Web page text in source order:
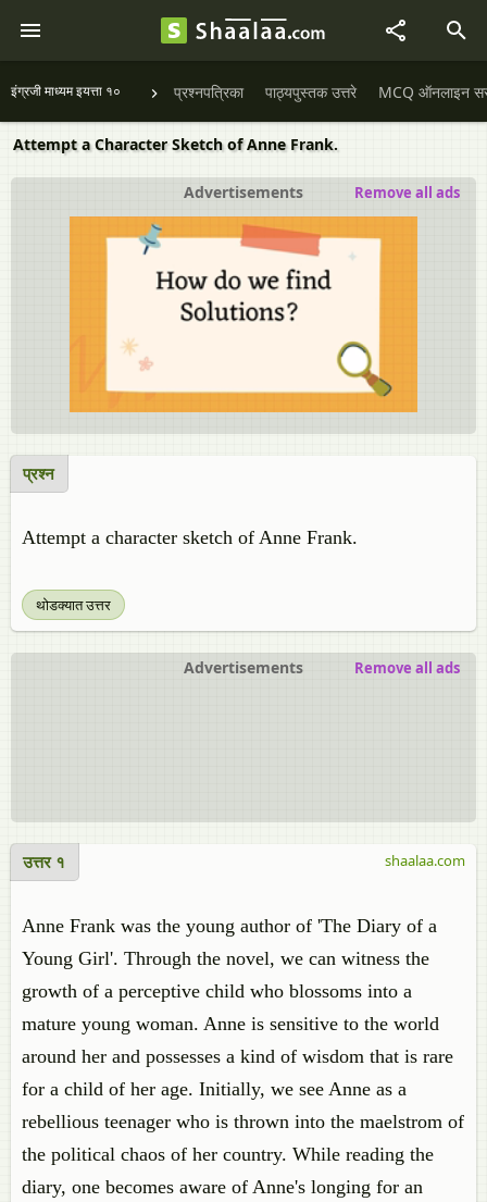
इंग्रजी माध्यम इयत्ता १० प्रश्नपत्रिका पाठ्यपुस्तक उत्तरे MCQ ऑनलाइन
Attempt a Character Sketch of Anne Frank.
Advertisements Remove all ads
प्रश्न
Attempt a character sketch of Anne Frank.
थोडक्यात उत्तर
Advertisements Remove all ads
उत्तर १
Anne Frank was the young author of 'The Diary of a
Young Girl'. Through the novel, we can witness the
growth of a perceptive child who blossoms into a
mature young woman. Anne is sensitive to the world
around her and possesses a kind of wisdom that is rare
for a child of her age. Initially, we see Anne as a
rebellious teenager who is thrown into the maelstrom of
the political chaos of her country. While reading the
diary, one becomes aware of Anne's longing for an
shaalaa.com